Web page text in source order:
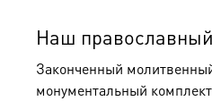
Наш православный
Законченный
монументальный